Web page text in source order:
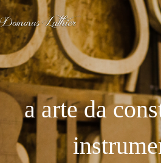
a arte da